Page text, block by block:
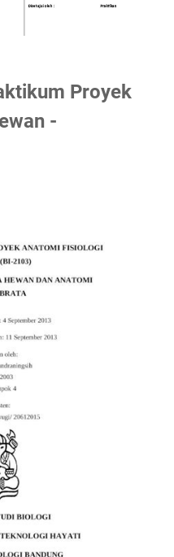
Proyek
-